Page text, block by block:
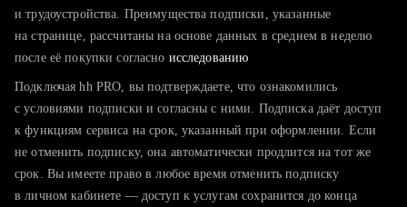
тратите много времени на поиск и вручную поднимаете
хотите сравнить себя с конкурентами и оценить шансы
и трудоустройства. Преимущества подписки, указанные
на странице, рассчитаны на основе данных в среднем в неделю
после её покупки согласно исследованию
Подключая hh PRO, вы подтверждаете, что ознакомились
с условиями подписки и согласны с ними. Подписка даёт доступ
к функциям сервиса на срок, указанный при оформлении. Если
не отменить подписку, она автоматически продлится на тот же
срок. Вы имеете право в любое время отменить подписку
в личном кабинете — доступ к услугам сохранится до конца